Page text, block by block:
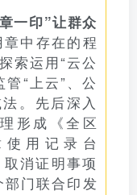
一印”让群众
中存在的程
索运用“云公
“上云”、公
。先后深入
形成《全区
使用记录台
消证明事项
门联合印发